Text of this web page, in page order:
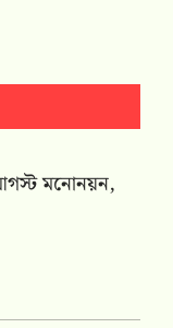
আগস্ট মনোনয়ন,